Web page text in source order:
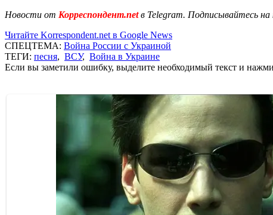
Новости от Корреспондент.netв Telegram. Подписывайтесь на
Читайте Korrespondent.net в Google News
СПЕЦТЕМА: Война России с Украиной
ТЕГИ: песня, ВСУ, Война в Украине
Если вы заметили ошибку, выделите необходимый текст и